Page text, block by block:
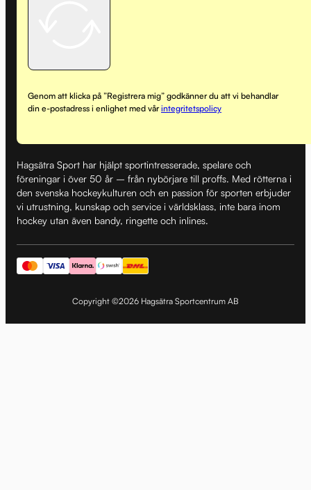
Genom att klicka på ”Registrera mig” godkänner du att vi behandlar
din e-postadress i enlighet med vårintegritetspolicy
Hagsätra Sport har hjälpt sportintresserade, spelare och
föreningar i över 50 år – från nybörjare till proffs. Med rötterna i
den svenska hockeykulturen och en passion för sporten erbjuder
vi utrustning, kunskap och service i världsklass, inte bara inom
hockey utan även bandy, ringette och inlines.
Copyright ©2026 Hagsätra Sportcentrum AB